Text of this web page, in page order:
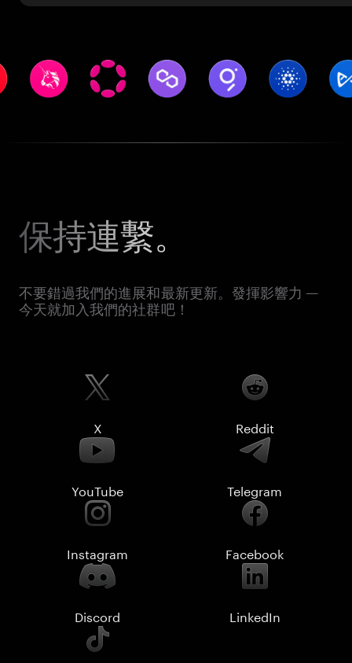
保持連繫。
不要錯過我們的進展和最新更新。發揮影響力 —
今天就加入我們的社群吧！
X Reddit
YouTube Telegram
Instagram Facebook
Discord LinkedIn